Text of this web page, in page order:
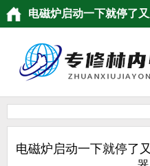
电磁炉启动一下就停了
电磁炉启动一下就停了